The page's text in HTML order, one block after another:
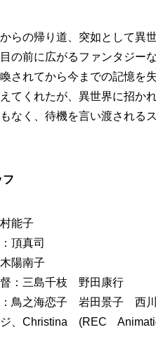
らの帰り道、突如として異
の前に広がるファンタジー
されてから今までの記憶を
てくれたが、異世界に招か
なく、待機を言い渡される
フ
能子
頂真司
陽南子
：三島千枝 野田康行
：鳥之海恋子 岩田景子
、Christina (REC